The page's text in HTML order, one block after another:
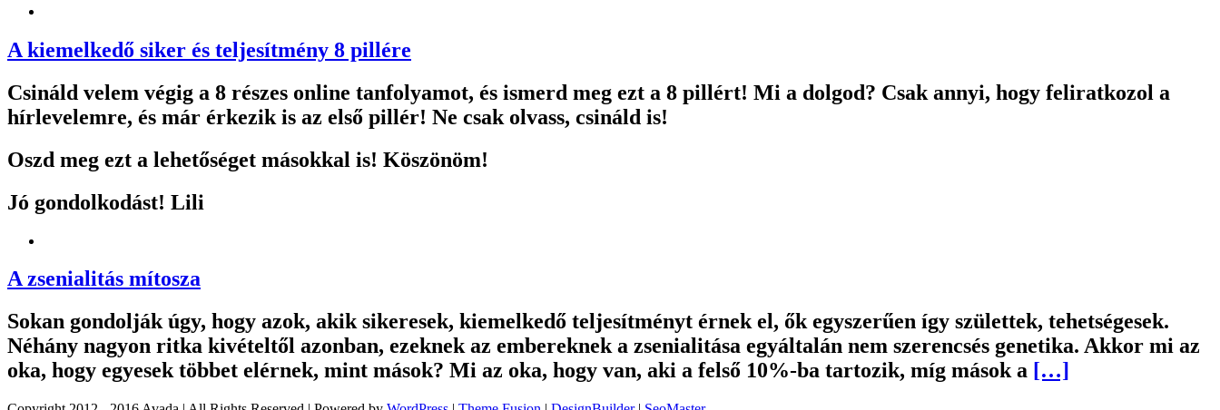
A kiemelkedő siker és teljesítmény 8 pillére
Csináld velem végig a 8 részes online tanfolyamot, és ismerd meg ezt a 8 pillért! Mi a dolgod? Csak annyi, hogy feliratkozol a
hírlevelemre, és már érkezik is az első pillér! Ne csak olvass, csináld is!
Oszd meg ezt a lehetőséget másokkal is! Köszönöm!
Jó gondolkodást! Lili
A zsenialitás mítosza
Sokan gondolják úgy, hogy azok, akik sikeresek, kiemelkedő teljesítményt érnek el, ők egyszerűen így születtek, tehetségesek.
Néhány nagyon ritka kivételtől azonban, ezeknek az embereknek a zsenialitása egyáltalán nem szerencsés genetika. Akkor mi az
oka, hogy egyesek többet elérnek, mint mások? Mi az oka, hogy van, aki a felső 10%-ba tartozik, míg mások a […]